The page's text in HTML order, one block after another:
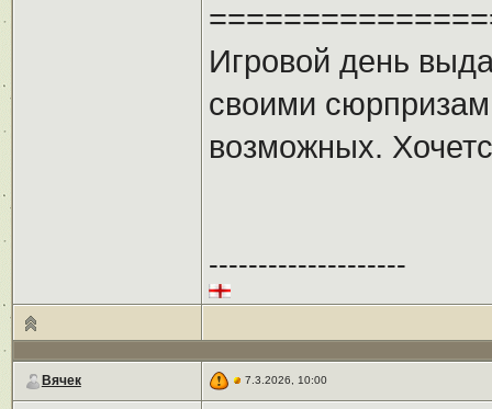
Игровой день
своими
возможных.
--------------------
Вячек 7.3.2026, 10:00